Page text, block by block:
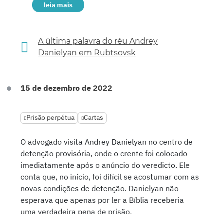
leia mais
A última palavra do réu Andrey
Danielyan em Rubtsovsk
15 de dezembro de 2022
Prisão perpétua Cartas
O advogado visita Andrey Danielyan no centro de
detenção provisória, onde o crente foi colocado
imediatamente após o anúncio do veredicto. Ele
conta que, no início, foi difícil se acostumar com as
novas condições de detenção. Danielyan não
esperava que apenas por ler a Bíblia receberia
uma verdadeira pena de prisão.